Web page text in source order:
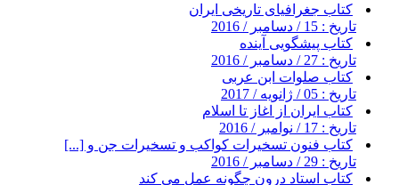
کتاب جغرافیای تاریخی ایران
تاریخ : 15 / دسامبر / 2016
کتاب پیشگویی آینده
تاریخ : 27 / دسامبر / 2016
کتاب صلوات ابن عربی
تاریخ : 05 / ژانویه / 2017
کتاب ایران از اغاز تا اسلام
تاریخ : 17 / نوامبر / 2016
کتاب فنون تسخیرات کواکب و تسخیرات جن و [...]
تاریخ : 29 / دسامبر / 2016
کتاب استاد درون چگونه عمل می کند